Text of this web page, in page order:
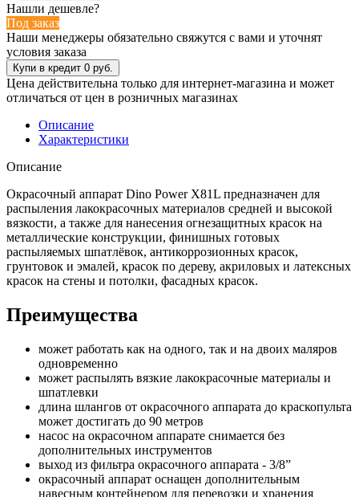
Нашли дешевле?
Под заказ
Наши менеджеры обязательно свяжутся с вами и уточнят
условия заказа
Цена действительна только для интернет-магазина и может
отличаться от цен в розничных магазинах
Описание
Характеристики
Описание
Окрасочный аппарат Dino Power X81L предназначен для
распыления лакокрасочных материалов средней и высокой
вязкости, а также для нанесения огнезащитных красок на
металлические конструкции, финишных готовых
распыляемых шпатлёвок, антикоррозионных красок,
грунтовок и эмалей, красок по дереву, акриловых и латексных
красок на стены и потолки, фасадных красок.
Преимущества
может работать как на одного, так и на двоих маляров
одновременно
может распылять вязкие лакокрасочные материалы и
шпатлевки
длина шлангов от окрасочного аппарата до краскопульта
может достигать до 90 метров
насос на окрасочном аппарате снимается без
дополнительных инструментов
выход из фильтра окрасочного аппарата - 3/8”
окрасочный аппарат оснащен дополнительным
навесным контейнером для перевозки и хранения